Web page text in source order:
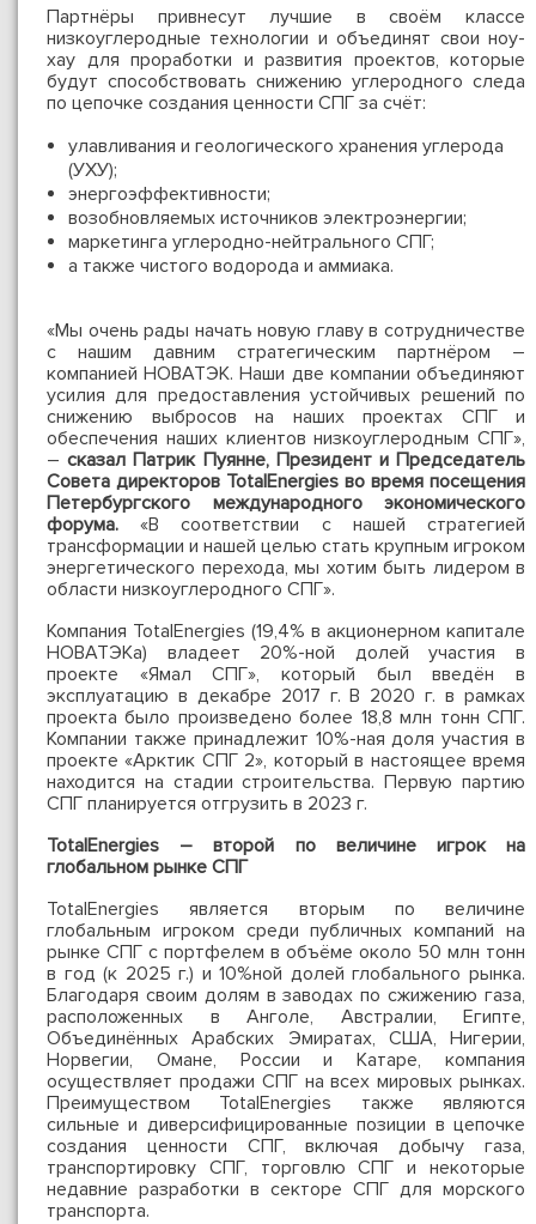
Партнёры привнесут лучшие в своём классе
низкоуглеродные технологии и объединят свои ноу-
хау для проработки и развития проектов, которые
будут способствовать снижению углеродного следа
по цепочке создания ценности СПГ за счёт:
улавливания и геологического хранения углерода
(УХУ);
энергоэффективности;
возобновляемых источников электроэнергии;
маркетинга углеродно-нейтрального СПГ;
а также чистого водорода и аммиака.
«Мы очень рады начать новую главу в сотрудничестве
с нашим давним стратегическим партнёром –
компанией НОВАТЭК. Наши две компании объединяют
усилия для предоставления устойчивых решений по
снижению выбросов на наших проектах СПГ и
обеспечения наших клиентов низкоуглеродным СПГ»,
–сказал Патрик Пуянне, Президент и Председатель
Совета директоров TotalEnergies во время посещения
Петербургского международного экономического
форума.«В соответствии с нашей стратегией
трансформации и нашей целью стать крупным игроком
энергетического перехода, мы хотим быть лидером в
области низкоуглеродного СПГ».
Компания TotalEnergies (19,4% в акционерном капитале
НОВАТЭКа) владеет 20%-ной долей участия в
проекте «Ямал СПГ», который был введён в
эксплуатацию в декабре 2017 г. В 2020 г. в рамках
проекта было произведено более 18,8 млн тонн СПГ.
Компании также принадлежит 10%-ная доля участия в
проекте «Арктик СПГ 2», который в настоящее время
находится на стадии строительства. Первую партию
СПГ планируется отгрузить в 2023 г.
TotalEnergies – второй по величине игрок на
глобальном рынке СПГ
TotalEnergies является вторым по величине
глобальным игроком среди публичных компаний на
рынке СПГ с портфелем в объёме около 50 млн тонн
в год (к 2025 г.) и 10%ной долей глобального рынка.
Благодаря своим долям в заводах по сжижению газа,
расположенных в Анголе, Австралии, Египте,
Объединённых Арабских Эмиратах, США, Нигерии,
Норвегии, Омане, России и Катаре, компания
осуществляет продажи СПГ на всех мировых рынках.
Преимуществом TotalEnergies также являются
сильные и диверсифицированные позиции в цепочке
создания ценности СПГ, включая добычу газа,
транспортировку СПГ, торговлю СПГ и некоторые
недавние разработки в секторе СПГ для морского
транспорта.